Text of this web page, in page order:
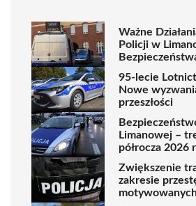
Ważne
Policji w
95-lecie
Nowe
przeszłości
Limanowej –
półrocza 2026
Zwiększenie
zakresie